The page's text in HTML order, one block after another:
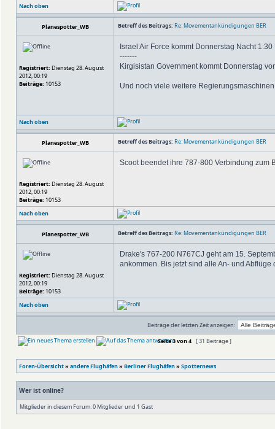
Nach oben
Planespotter_WB Betreff des Beitrags: Re: Movementankündigungen BER
Registriert: Dienstag 28. August
2012, 00:19
Beiträge: 10153
Israel Air Force kommt Donnerstag Nacht
-------
Kirgisistan Government kommt Donnerstag
Und noch viele weitere
Nach oben
Planespotter_WB Betreff des Beitrags: Re: Movementankündigungen BER
Registriert: Dienstag 28. August
2012, 00:19
Beiträge: 10153
Scoot beendet ihre 787-800 Verbindung zum
Nach oben
Planespotter_WB Betreff des Beitrags: Re: Movementankündigungen BER
Registriert: Dienstag 28. August
2012, 00:19
Beiträge: 10153
Drake's 767-200 N767CJ geht am 15.
ankommen. Bis jetzt sind alle An- und
Nach oben
Beiträge der letzten Zeit anzeigen:
Seite3von4 [ 31 Beiträge ]
Foren-Übersicht» andere Flughäfen» Berliner Flughäfen» Spotternews
Wer ist online?
Mitglieder in diesem Forum: 0 Mitglieder und 1 Gast